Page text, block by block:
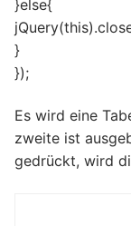
}else{
}
});
Es wird eine
zweite ist
gedrückt, wird